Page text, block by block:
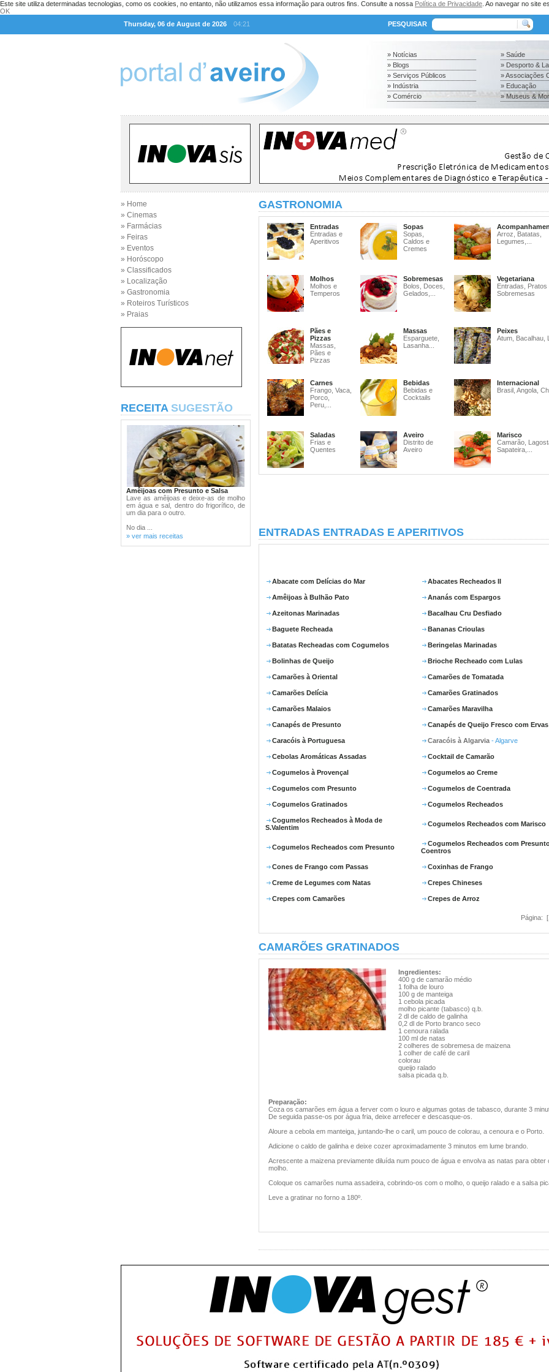
Este site utiliza determinadas tecnologias, como os cookies, no entanto, não utilizamos essa informação para outros fins. Consulte a nossa Política de Privacidade . Ao navegar no site
OK
Thursday, 06 de August de 2026
04:21 PESQUISAR
» Notícias
» Blogs
» Serviços Públicos
» Indústria
» Comércio
» Saúde
» Desporto &
» Associações
» Educação
» Museus &
» Home
» Cinemas
» Farmácias
» Feiras
» Eventos
» Horóscopo
» Classificados
» Localização
» Gastronomia
» Roteiros Turísticos
» Praias
RECEITA SUGESTÃO
Amêijoas com Presunto e Salsa
Lave as amêijoas e deixe-as de molho
em água e sal, dentro do frigorífico, de
um dia para o outro.
No dia ...
» ver mais receitas
GASTRONOMIA
Entradas
Entradas e
Aperitivos
Sopas
Sopas,
Caldos e
Cremes
Arroz, Batatas,
Legumes,...
Molhos
Molhos e
Temperos
Sobremesas
Bolos, Doces,
Gelados,...
Vegetariana
Entradas, Pratos
Sobremesas
Pães e
Pizzas
Massas,
Pães e
Pizzas
Massas
Esparguete,
Lasanha...
Peixes
Atum, Bacalhau,
Carnes
Frango, Vaca,
Porco,
Peru,...
Bebidas
Bebidas e
Cocktails
Internacional
Brasil, Angola,
Saladas
Frias e
Quentes
Aveiro
Distrito de
Aveiro
Marisco
Camarão,
Sapateira,...
ENTRADAS ENTRADAS E APERITIVOS
Abacate com Delícias do Mar Abacates Recheados II
Amêijoas à Bulhão Pato Ananás com Espargos
Azeitonas Marinadas Bacalhau Cru Desfiado
Baguete Recheada Bananas Crioulas
Batatas Recheadas com Cogumelos Beringelas Marinadas
Bolinhas de Queijo Brioche Recheado com Lulas
Camarões à Oriental Camarões de Tomatada
Camarões Delícia Camarões Gratinados
Camarões Malaios Camarões Maravilha
Canapés de Presunto Canapés de Queijo Fresco com Ervas
Caracóis à Portuguesa Caracóis à Algarvia - Algarve
Cebolas Aromáticas Assadas Cocktail de Camarão
Cogumelos à Provençal Cogumelos ao Creme
Cogumelos com Presunto Cogumelos de Coentrada
Cogumelos Gratinados Cogumelos Recheados
Cogumelos Recheados à Moda de
S.Valentim
Cogumelos Recheados com Marisco
Cogumelos Recheados com Presunto
Cogumelos Recheados com
Coentros
Cones de Frango com Passas Coxinhas de Frango
Creme de Legumes com Natas Crepes Chineses
Crepes com Camarões Crepes de Arroz
Página:
CAMARÕES GRATINADOS
Ingredientes:
400 g de camarão médio
1 folha de louro
100 g de manteiga
1 cebola picada
molho picante (tabasco) q.b.
2 dl de caldo de galinha
0,2 dl de Porto branco seco
1 cenoura ralada
100 ml de natas
2 colheres de sobremesa de maizena
1 colher de café de caril
colorau
queijo ralado
salsa picada q.b.
Preparação:
Coza os camarões em água a ferver com o louro e algumas gotas de tabasco, durante 3
De seguida passe-os por água fria, deixe arrefecer e descasque-os.
Aloure a cebola em manteiga, juntando-lhe o caril, um pouco de colorau, a cenoura e o Porto.
Adicione o caldo de galinha e deixe cozer aproximadamente 3 minutos em lume brando.
Acrescente a maizena previamente diluída num pouco de água e envolva as natas para obter
molho.
Coloque os camarões numa assadeira, cobrindo-os com o molho, o queijo ralado e a salsa
Leve a gratinar no forno a 180º.